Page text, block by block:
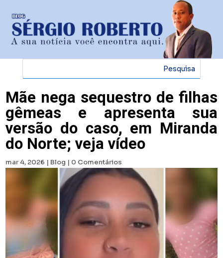
Mãe nega sequestro de filhas
gêmeas e apresenta sua
versão do caso, em Miranda
do Norte; veja vídeo
mar 4, 2026 | Blog | 0 Comentários